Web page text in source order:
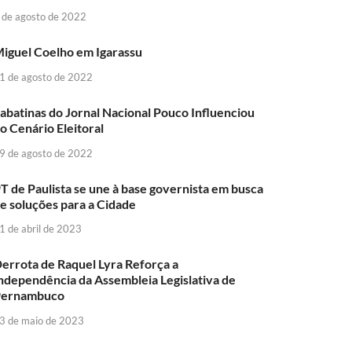
agosto de 2022
Coelho em Igarassu
de agosto de 2022
do Jornal Nacional Pouco Influenciou
Cenário Eleitoral
de agosto de 2022
de Paulista se une à base governista em busca
soluções para a Cidade
de abril de 2023
de Raquel Lyra Reforça a
da Assembleia Legislativa de
de maio de 2023